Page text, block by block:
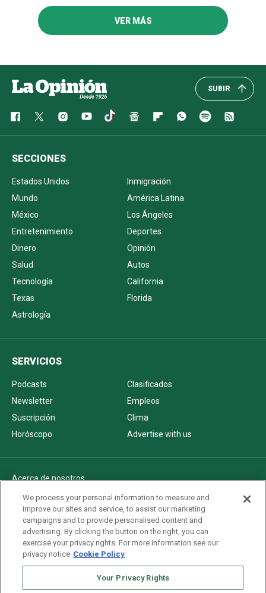
VER MÁS
SUBIR
SECCIONES
Estados Unidos
Inmigración
Mundo
América Latina
México
Los Ángeles
Entretenimiento
Deportes
Dinero
Opinión
Salud
Autos
Tecnología
California
Texas
Florida
Astrología
SERVICIOS
Podcasts
Clasificados
Newsletter
Empleos
Suscripción
Clima
Horóscopo
Advertise with us
Acerca de nosotros
Politica de privacidad
Pautas Editoriales
AdChoices
Advertise with us
Newsletters
We process your personal information to measure and
improve our sites and service, to assist our marketing
campaigns and to provide personalised content and
advertising. By clicking the button on the right, you can
exercise your privacy rights. For more information see our
privacy notice Cookie Policy
Your Privacy Rights